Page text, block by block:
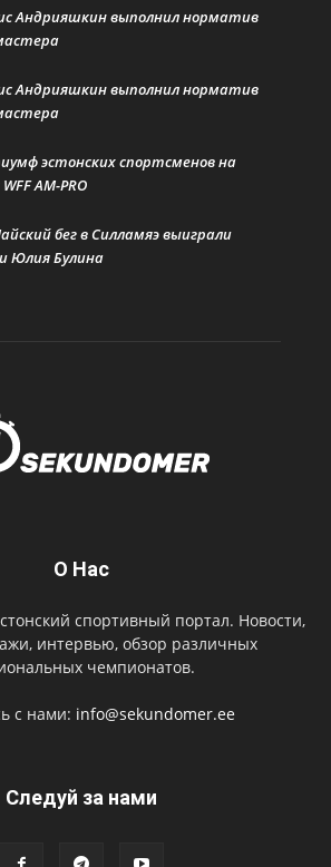
Андрияшкин выполнил норматив
Андрияшкин выполнил норматив
эстонских спортсменов на
AM-PRO
бег в Силламяэ выиграли
Юлия Булина
О Нас
спортивный портал. Новости,
интервью, обзор различных
чемпионатов.
с нами: info@sekundomer.ee
Cледуй за нами